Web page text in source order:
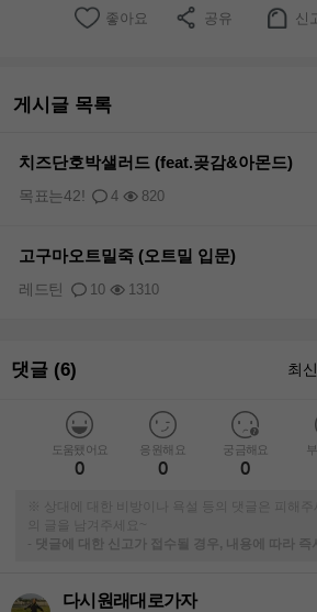
좋아요 공유 신
게시글 목록
치즈단호박샐러드 (feat.곶감&아몬드)
4 820
목표는42!
고구마오트밀죽 (오트밀 입문)
10 1310
레드틴
댓글 (6) 최
도움됐어요
0
응원해요
0
궁금해요
0
※ 상대에 대한 비방이나 욕설 등의 댓글은 피해주
의 글을 남겨주세요~
-
댓글에 대한 신고가 접수될 경우, 내용에 따라
다시원래대로가자